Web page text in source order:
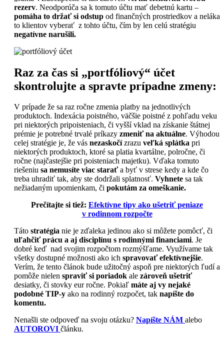
rezerv. Neodporúča sa k tomuto účtu mať debetnú kartu –
pomáha to držať si odstup od finančných prostriedkov a neláka
to klientov vyberať z tohto účtu, čím by len celú stratégiu
negatívne narušili.
Raz za čas si „portfóliový“ účet
skontrolujte a spravte prípadne zmeny:
V prípade že sa raz ročne zmenia platby na jednotlivých
produktoch. Indexácia poistného, väčšie poistné z pohľadu veku
pri niektorých pripoisteniach, či vyšší vklad na získanie štátnej
prémie je potrebné trvalé príkazy zmeniť na aktuálne. Výhodou
celej stratégie je, že vás nezaskočízrazu veľká splátka pri
niektorých produktoch, ktoré sa platia kvartálne, polročne, či
ročne (najčastejšie pri poisteniach majetku). Vďaka tomuto
riešeniu sa nemusíte viac staraťa byť v strese kedy a kde čo
treba uhradiť tak, aby ste dodržali splatnosť. Vyhnete sa tak
nežiadaným upomienkam, či pokutám za omeškanie.
Prečítajte si tiež: Efektívne tipy ako ušetriť peniaze
v rodinnom rozpočte
Táto stratégia nie je zďaleka jedinou ako si môžete pomôcť, či
uľahčiť prácu a aj disciplínu s rodinnými financiami. Je
dobré keď nad svojim rozpočtom rozmýšľame. Využívame tak
všetky dostupné možnosti ako ich spravovať efektívnejšie.
Verím, že tento článok bude užitočný aspoň pre niektorých ľudí a
pomôže nielen spraviť si poriadok ale zároveň ušetriť
desiatky, či stovky eur ročne. Pokiaľ máte aj vy nejaké
podobné TIP-y ako na rodinný rozpočet, tak napíšte do
komentu.
Nenašli ste odpoveď na svoju otázku? Napíšte NÁM alebo
AUTOROVI článku.